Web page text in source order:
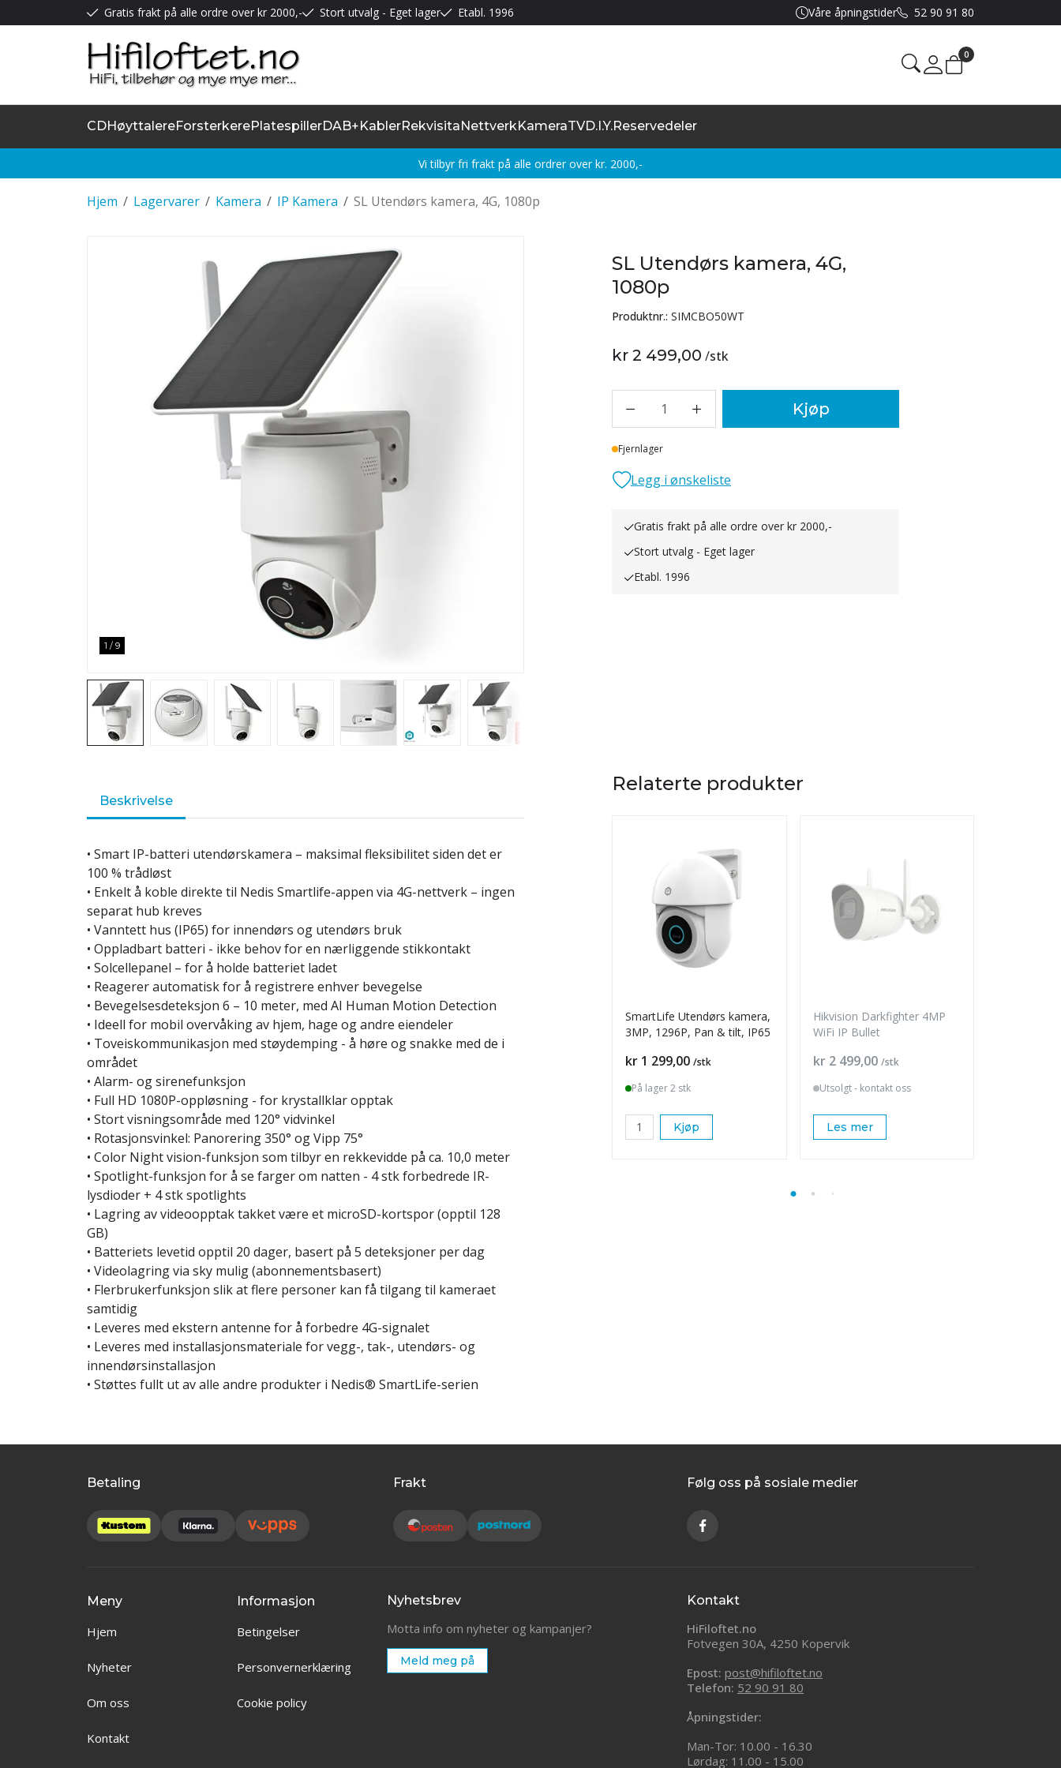
Gratis frakt på alle ordre over kr 2000,- Stort utvalg - Eget lager Etabl. 1996 Våre åpningstider 52 90 91 80
Mine sider
0
CDHøyttalereForsterkerePlatespillerDAB+KablerRekvisitaNettverkKameraTVD.I.Y.Reservedeler
Vi tilbyr fri frakt på alle ordrer over kr. 2000,-
/
Hjem /
Lagervarer /
Kamera /
IP Kamera SL Utendørs kamera, 4G, 1080p
1 / 9
SL Utendørs kamera, 4G,
1080p
Produktnr.: SIMCBO50WT
kr 2 499,00 /stk
1 Kjøp
Lager
Fjernlager
Legg i ønskeliste
Gratis frakt på alle ordre over kr 2000,-
Stort utvalg - Eget lager
Etabl. 1996
Beskrivelse
• Smart IP-batteri utendørskamera – maksimal fleksibilitet siden det er
100 % trådløst
• Enkelt å koble direkte til Nedis Smartlife-appen via 4G-nettverk – ingen
separat hub kreves
• Vanntett hus (IP65) for innendørs og utendørs bruk
• Oppladbart batteri - ikke behov for en nærliggende stikkontakt
• Solcellepanel – for å holde batteriet ladet
• Reagerer automatisk for å registrere enhver bevegelse
• Bevegelsesdeteksjon 6 – 10 meter, med AI Human Motion Detection
• Ideell for mobil overvåking av hjem, hage og andre eiendeler
• Toveiskommunikasjon med støydemping - å høre og snakke med de i
området
• Alarm- og sirenefunksjon
• Full HD 1080P-oppløsning - for krystallklar opptak
• Stort visningsområde med 120° vidvinkel
• Rotasjonsvinkel: Panorering 350° og Vipp 75°
• Color Night vision-funksjon som tilbyr en rekkevidde på ca. 10,0 meter
• Spotlight-funksjon for å se farger om natten - 4 stk forbedrede IR-
lysdioder + 4 stk spotlights
• Lagring av videoopptak takket være et microSD-kortspor (opptil 128
GB)
• Batteriets levetid opptil 20 dager, basert på 5 deteksjoner per dag
• Videolagring via sky mulig (abonnementsbasert)
• Flerbrukerfunksjon slik at flere personer kan få tilgang til kameraet
samtidig
• Leveres med ekstern antenne for å forbedre 4G-signalet
• Leveres med installasjonsmateriale for vegg-, tak-, utendørs- og
innendørsinstallasjon
• Støttes fullt ut av alle andre produkter i Nedis® SmartLife-serien
Relaterte produkter
SmartLife Utendørs kamera,
3MP, 1296P, Pan & tilt, IP65
Pris
kr 1 299,00 /stk
På lager 2 stk
Kjøp
Hikvision Darkfighter 4MP
WiFi IP Bullet
Pris
kr 2 499,00 /stk
Utsolgt - kontakt oss
Les mer
Betaling Frakt Følg oss på sosiale medier
Meny
Hjem
Nyheter
Om oss
Kontakt
Informasjon
Betingelser
Personvernerklæring
Cookie policy
Nyhetsbrev
Motta info om nyheter og kampanjer?
Meld meg på
Kontakt
HiFiloftet.no
Fotvegen 30A, 4250 Kopervik
Epost: post@hifiloftet.no
Telefon: 52 90 91 80
Åpningstider:
Man-Tor: 10.00 - 16.30
Lørdag: 11.00 - 15.00